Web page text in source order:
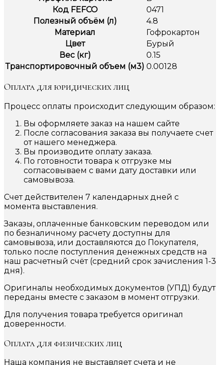
Код FEFCO
0471
Полезный объём (л)
4.8
Материал
Гофрокартон
Цвет
Бурый
Вес (кг)
0.15
Транспортировочный объем (м3) 0.00128
Оплата для юридических лиц
Процесс оплаты происходит следующим образом:
Вы оформляете заказ на нашем сайте
После согласования заказа вы получаете счет
от нашего менеджера.
Вы производите оплату заказа.
По готовности товара к отгрузке мы
согласовываем с вами дату доставки или
самовывоза.
Счет действителен 7 календарных дней с
момента выставления.
Заказы, оплаченные банковским переводом или
по безналичному расчету доступны для
самовывоза, или доставляются до Покупателя,
только после поступления денежных средств на
наш расчетный счёт (средний срок зачисления 1-3
дня).
Оригиналы необходимых документов (УПД) будут
переданы вместе с заказом в момент отгрузки.
Для получения товара требуется оригинал
доверенности.
Оплата для физических лиц
Наша компания не выставляет счета и не